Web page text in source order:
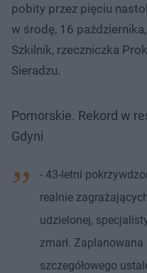
pobity przez pięciu
w środę, 16
Szkilnik, rzeczniczka
Sieradzu.
Pomorskie. Rekord w
Gdyni
- 43-letni
realnie
udzielonej,
zmarł. Zaplanowana
szczegółowego